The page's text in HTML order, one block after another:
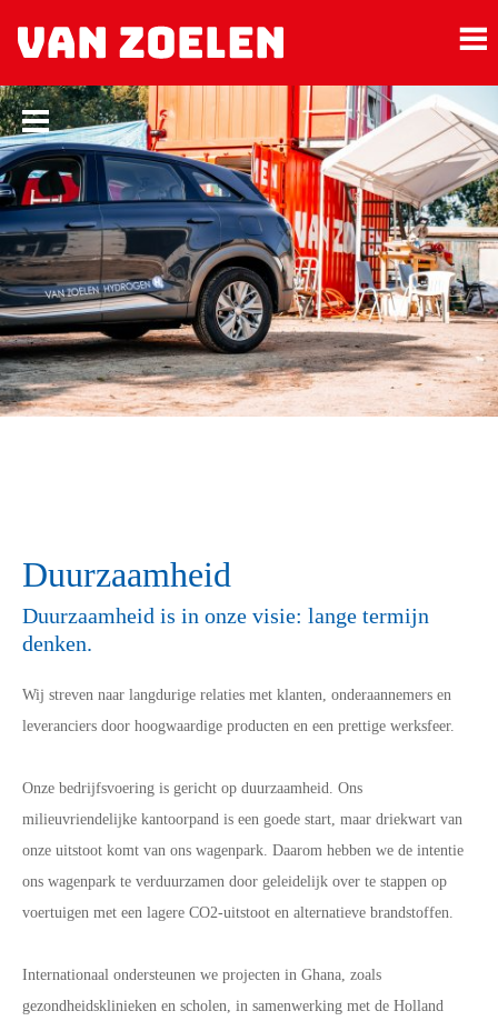
Duurzaamheid
Duurzaamheid is in onze visie: lange termijn
denken.
Wij streven naar langdurige relaties met klanten, onderaannemers en
leveranciers door hoogwaardige producten en een prettige werksfeer.
Onze bedrijfsvoering is gericht op duurzaamheid. Ons
milieuvriendelijke kantoorpand is een goede start, maar driekwart van
onze uitstoot komt van ons wagenpark. Daarom hebben we de intentie
ons wagenpark te verduurzamen door geleidelijk over te stappen op
voertuigen met een lagere CO2-uitstoot en alternatieve brandstoffen.
Internationaal ondersteunen we projecten in Ghana, zoals
gezondheidsklinieken en scholen, in samenwerking met de Holland